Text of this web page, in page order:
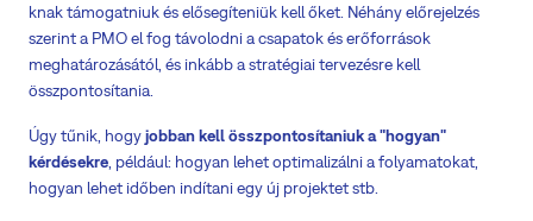
knak támogatniuk és elősegíteniük kell őket. Néhány előrejelzés
szerint a PMO el fog távolodni a csapatok és erőforrások
meghatározásától, és inkább a stratégiai tervezésre kell
összpontosítania.
Úgy tűnik, hogyjobban kell összpontosítaniuk a "hogyan"
kérdésekre , például: hogyan lehet optimalizálni a folyamatokat,
hogyan lehet időben indítani egy új projektet stb.